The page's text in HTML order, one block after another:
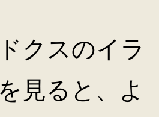
クスのイラ
見ると、よ